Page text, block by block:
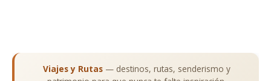
Viajes y Rutas — destinos, rutas, senderismo y